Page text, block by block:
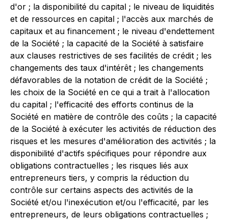
d'or ; la disponibilité du capital ; le niveau de liquidités
et de ressources en capital ; l'accès aux marchés de
capitaux et au financement ; le niveau d'endettement
de la Société ; la capacité de la Société à satisfaire
aux clauses restrictives de ses facilités de crédit ; les
changements des taux d'intérêt ; les changements
défavorables de la notation de crédit de la Société ;
les choix de la Société en ce qui a trait à l'allocation
du capital ; l'efficacité des efforts continus de la
Société en matière de contrôle des coûts ; la capacité
de la Société à exécuter les activités de réduction des
risques et les mesures d'amélioration des activités ; la
disponibilité d'actifs spécifiques pour répondre aux
obligations contractuelles ; les risques liés aux
entrepreneurs tiers, y compris la réduction du
contrôle sur certains aspects des activités de la
Société et/ou l'inexécution et/ou l'efficacité, par les
entrepreneurs, de leurs obligations contractuelles ;